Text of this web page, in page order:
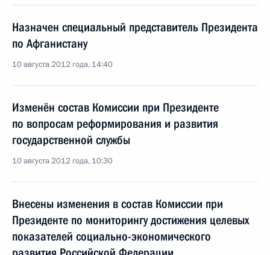
Назначен специальный представитель Президента
по Афганистану
10 августа 2012 года, 14:40
Изменён состав Комиссии при Президенте
по вопросам реформирования и развития
государственной службы
10 августа 2012 года, 10:30
Внесены изменения в состав Комиссии при
Президенте по мониторингу достижения целевых
показателей социально-экономического